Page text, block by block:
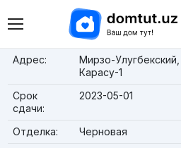
Адрес:
Мирзо-Улугбекский,
Карасу-1
Срок
сдачи:
2023-05-01
Отделка:
Черновая